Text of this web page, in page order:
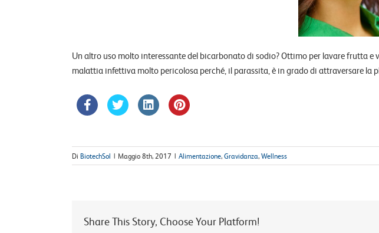
Un altro uso molto interessante del bicarbonato di sodio? Ottimo per lavare frutta
malattia infettiva molto pericolosa perché, il parassita, è in grado di attraversare la
Di BiotechSol | Maggio 8th, 2017 | Alimentazione,Gravidanza,Wellness
Share This Story, Choose Your Platform!